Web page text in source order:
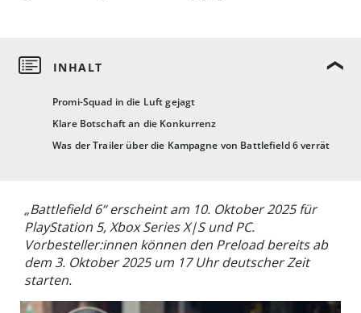
Promi-Squad in die Luft gejagt
Klare Botschaft an die Konkurrenz
Was der Trailer über die Kampagne von Battlefield 6 verrät
„Battlefield 6“ erscheint am 10. Oktober 2025 für
PlayStation 5, Xbox Series X|S und PC.
Vorbesteller:innen können den Preload bereits ab
dem 3. Oktober 2025 um 17 Uhr deutscher Zeit
starten.